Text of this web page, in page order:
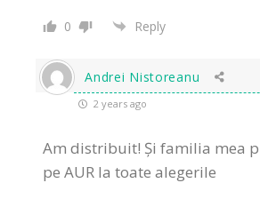
0 Reply
Andrei Nistoreanu
2 years ago
Am distribuit! Și familia mea
pe AUR la toate alegerile